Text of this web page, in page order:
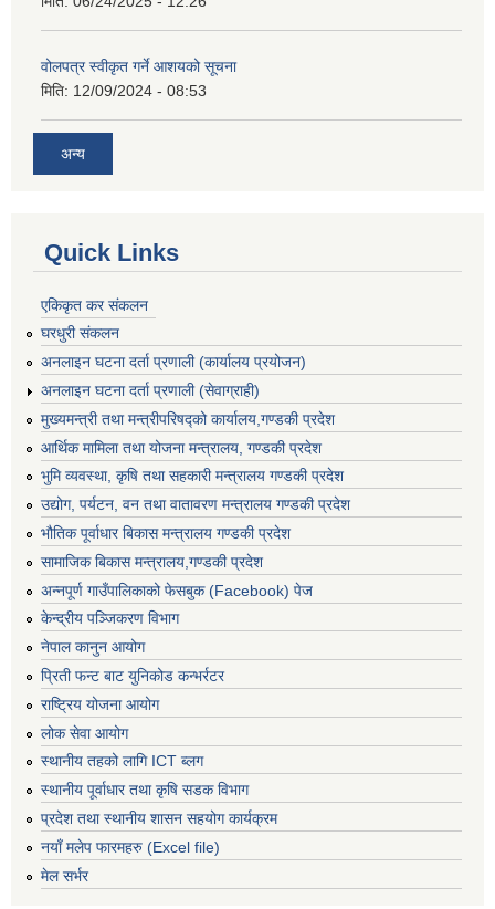
वोलपत्र स्वीकृत गर्ने आशयको सूचना
मिति: 12/09/2024 - 08:53
अन्य
Quick Links
एकिकृत कर संकलन
घरधुरी संकलन
अनलाइन घटना दर्ता प्रणाली (कार्यालय प्रयोजन)
अनलाइन घटना दर्ता प्रणाली (सेवाग्राही)
मुख्यमन्त्री तथा मन्त्रीपरिषद्को कार्यालय,गण्डकी प्रदेश
आर्थिक मामिला तथा योजना मन्त्रालय, गण्डकी प्रदेश
भुमि व्यवस्था, कृषि तथा सहकारी मन्त्रालय गण्डकी प्रदेश
उद्योग, पर्यटन, वन तथा वातावरण मन्त्रालय गण्डकी प्रदेश
भौतिक पूर्वाधार बिकास मन्त्रालय गण्डकी प्रदेश
सामाजिक बिकास मन्त्रालय,गण्डकी प्रदेश
अन्नपूर्ण गाउँपालिकाको फेसबुक (Facebook) पेज
केन्द्रीय पञ्जिकरण विभाग
नेपाल कानुन आयोग
प्रिती फन्ट बाट युनिकोड कन्भर्रटर
राष्ट्रिय योजना आयोग
लोक सेवा आयोग
स्थानीय तहको लागि ICT ब्लग
स्थानीय पूर्वाधार तथा कृषि सडक विभाग
प्रदेश तथा स्थानीय शासन सहयोग कार्यक्रम
नयाँ मलेप फारमहरु (Excel file)
मेल सर्भर